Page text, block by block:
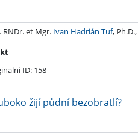
RNDr. et Mgr. Ivan Hadrián Tuf, Ph.D.,
ID: 158
žijí půdní bezobratlí?